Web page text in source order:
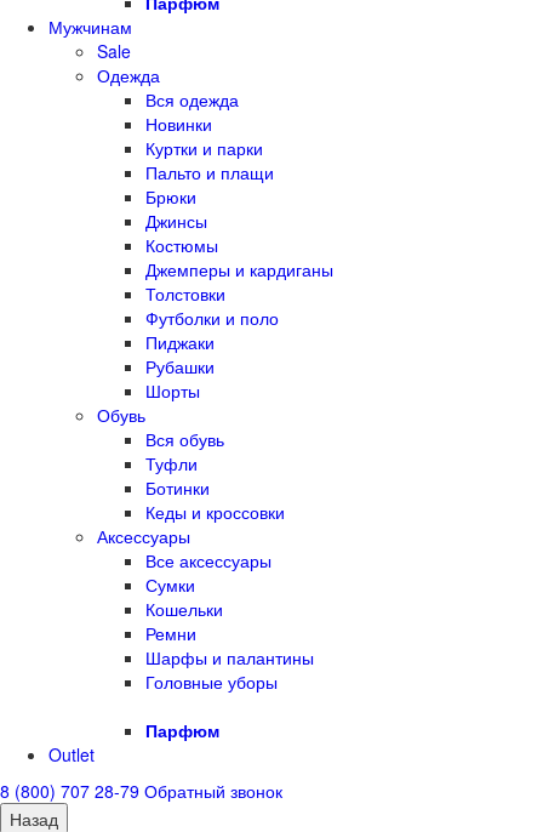
Мужчинам
Sale
Одежда
Вся одежда
Новинки
Куртки и парки
Пальто и плащи
Брюки
Джинсы
Костюмы
Джемперы и кардиганы
Толстовки
Футболки и поло
Пиджаки
Рубашки
Шорты
Обувь
Вся обувь
Туфли
Ботинки
Кеды и кроссовки
Аксессуары
Все аксессуары
Сумки
Кошельки
Ремни
Шарфы и палантины
Головные уборы
Парфюм
Outlet
8 (800) 707 28-79 Обратный звонок
Назад